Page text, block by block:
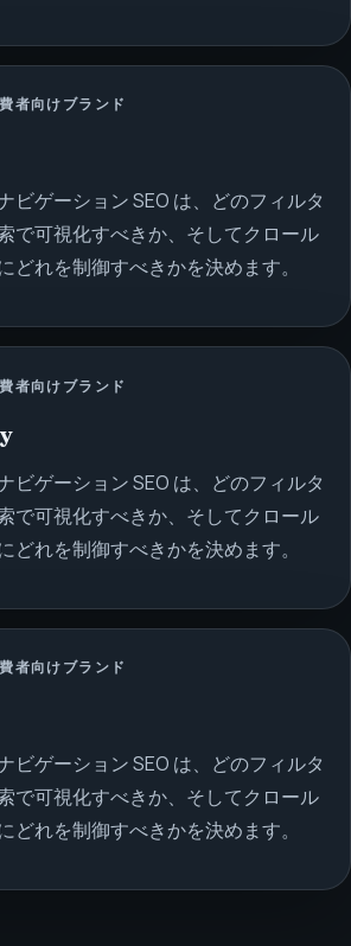
者向けブランド
ビゲーション SEO は、どのフィルタ
で可視化すべきか、そしてクロール
どれを制御すべきかを決めます。
者向けブランド
ビゲーション SEO は、どのフィルタ
で可視化すべきか、そしてクロール
どれを制御すべきかを決めます。
者向けブランド
ビゲーション SEO は、どのフィルタ
で可視化すべきか、そしてクロール
どれを制御すべきかを決めます。